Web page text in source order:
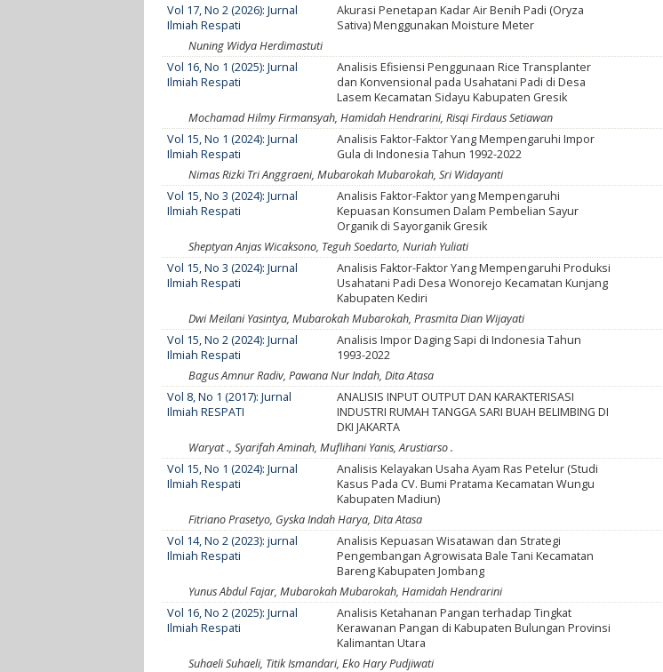
Vol 17, No 2 (2026): Jurnal
Ilmiah Respati
Akurasi Penetapan Kadar Air Benih Padi (Oryza
Sativa) Menggunakan Moisture Meter
Nuning Widya Herdimastuti
Vol 16, No 1 (2025): Jurnal
Ilmiah Respati
Analisis Efisiensi Penggunaan Rice Transplanter
dan Konvensional pada Usahatani Padi di Desa
Lasem Kecamatan Sidayu Kabupaten Gresik
Mochamad Hilmy Firmansyah, Hamidah Hendrarini, Risqi Firdaus Setiawan
Vol 15, No 1 (2024): Jurnal
Ilmiah Respati
Analisis Faktor-Faktor Yang Mempengaruhi Impor
Gula di Indonesia Tahun 1992-2022
Nimas Rizki Tri Anggraeni, Mubarokah Mubarokah, Sri Widayanti
Vol 15, No 3 (2024): Jurnal
Ilmiah Respati
Analisis Faktor-Faktor yang Mempengaruhi
Kepuasan Konsumen Dalam Pembelian Sayur
Organik di Sayorganik Gresik
Sheptyan Anjas Wicaksono, Teguh Soedarto, Nuriah Yuliati
Vol 15, No 3 (2024): Jurnal
Ilmiah Respati
Analisis Faktor-Faktor Yang Mempengaruhi Produksi
Usahatani Padi Desa Wonorejo Kecamatan Kunjang
Kabupaten Kediri
Dwi Meilani Yasintya, Mubarokah Mubarokah, Prasmita Dian Wijayati
Vol 15, No 2 (2024): Jurnal
Ilmiah Respati
Analisis Impor Daging Sapi di Indonesia Tahun
1993-2022
Bagus Amnur Radiv, Pawana Nur Indah, Dita Atasa
Vol 8, No 1 (2017): Jurnal
Ilmiah RESPATI
ANALISIS INPUT OUTPUT DAN KARAKTERISASI
INDUSTRI RUMAH TANGGA SARI BUAH BELIMBING DI
DKI JAKARTA
Waryat ., Syarifah Aminah, Muflihani Yanis, Arustiarso .
Vol 15, No 1 (2024): Jurnal
Ilmiah Respati
Analisis Kelayakan Usaha Ayam Ras Petelur (Studi
Kasus Pada CV. Bumi Pratama Kecamatan Wungu
Kabupaten Madiun)
Fitriano Prasetyo, Gyska Indah Harya, Dita Atasa
Vol 14, No 2 (2023): jurnal
Ilmiah Respati
Analisis Kepuasan Wisatawan dan Strategi
Pengembangan Agrowisata Bale Tani Kecamatan
Bareng Kabupaten Jombang
Yunus Abdul Fajar, Mubarokah Mubarokah, Hamidah Hendrarini
Vol 16, No 2 (2025): Jurnal
Ilmiah Respati
Analisis Ketahanan Pangan terhadap Tingkat
Kerawanan Pangan di Kabupaten Bulungan Provinsi
Kalimantan Utara
Suhaeli Suhaeli, Titik Ismandari, Eko Hary Pudjiwati